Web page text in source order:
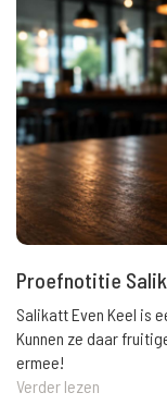
Proefnotitie
Salikatt Even Keel is
Kunnen ze daar
ermee!
Verder lezen